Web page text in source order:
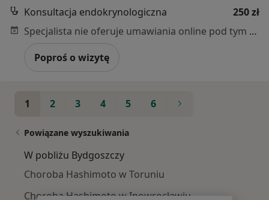
Konsultacja endokrynologiczna
250 zł
Specjalista nie oferuje umawiania online pod tym adresem.
Poproś o wizytę
1 2 3 4 5 6
Powiązane wyszukiwania
W pobliżu Bydgoszczy
Choroba Hashimoto w Toruniu
Choroba Hashimoto w Inowrocławiu